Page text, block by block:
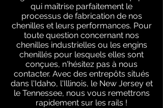
qui maîtrise parfaitement le
processus de fabrication de nos
chenilles et leurs performances. Pour
toute question concernant nos
chenilles industrielles ou les engins
chenillés pour lesquels elles sont
conçues, n'hésitez pas à nous
contacter. Avec des entrepôts situés
dans l'Idaho, l'Illinois, le New Jersey et
le Tennessee, nous vous remettrons
rapidement sur les rails !